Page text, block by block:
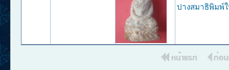
ปางสมาธิพิมพ์